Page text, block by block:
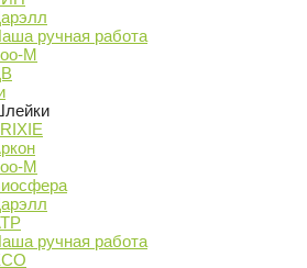
ручная работа
M
M
ручная работа